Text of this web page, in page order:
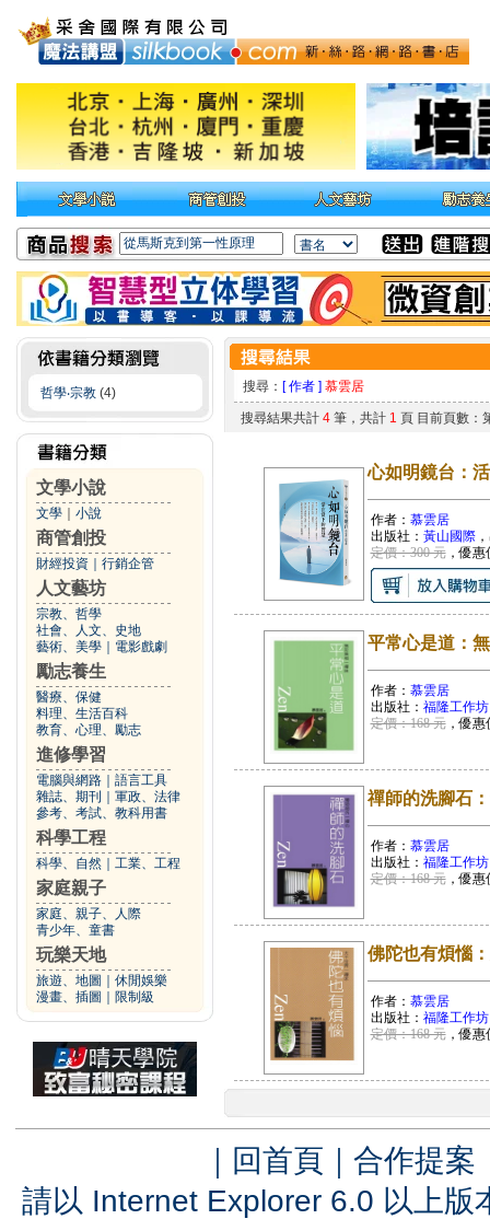
哲學‧宗教 (4)
文學小說
文學 小說
商管創投
財經投資 行銷企管
人文藝坊
宗教、哲學
社會、人文、史地
藝術、美學
電影戲劇
勵志養生
醫療、保健
料理、生活百科
教育、心理、勵志
進修學習
電腦與網路
語言工具
雜誌、期刊
軍政、法律
參考、考試、教科用書
科學工程
科學、自然 工業、工程
家庭親子
家庭、親子、人際
青少年、童書
玩樂天地
旅遊、地圖
休閒娛樂
漫畫、插圖
限制級
搜尋： [ 作者 ] 慕雲居
搜尋結果共計 4筆，共計 1 頁 目前頁數：
心如明鏡台：
作者： 慕雲居
出版社： 黃山國際
定價：300 元，優惠
平常心是道：
作者： 慕雲居
出版社： 福隆工作坊
定價：168 元，優惠
禪師的洗腳石
作者： 慕雲居
出版社： 福隆工作坊
定價：168 元，優惠
佛陀也有煩惱
作者： 慕雲居
出版社： 福隆工作坊
定價：168 元，優惠
｜ 回首頁 ｜ 合作提案
請以 Internet Explorer 6.0 以上